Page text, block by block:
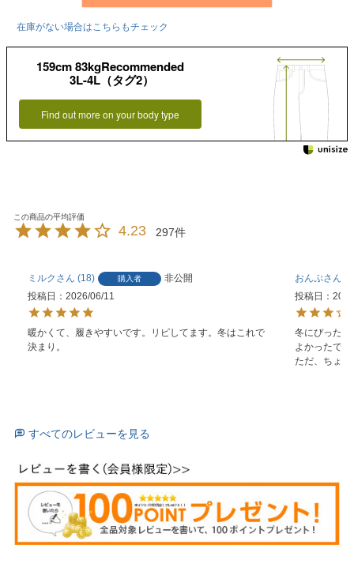
在庫がない場合はこちらもチェック
159cm 83kgRecommended
3L-4L（タグ2）
Find out more on your body type
4.23 297
ミルク 18 購入者
非公開
投稿日
2026/06/11
暖かくて、履きやすいです。リピしてます。冬はこれで
決まり。
おんぷ
投稿日
冬にぴった
よかったです
ただ、ちょ
すべてのレビューを見る